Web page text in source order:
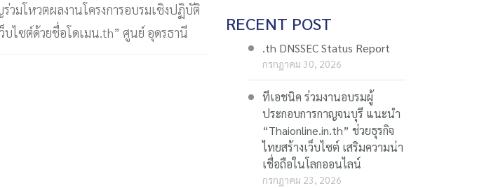
วมโหวตผลงานโครงการอบรมเชิงปฏิบัติ
บไซต์ด้วยชื่อโดเมน.th” ศูนย์ อุดรธานี
RECENT POST
.th DNSSEC Status Report
กรกฎาคม 30, 2026
ทีเอชนิค ร่วมงานอบรมผู้
ประกอบการกาญจนบุรี แนะนำ
“Thaionline.in.th” ช่วยธุรกิจ
ไทยสร้างเว็บไซต์ เสริมความน่า
เชื่อถือในโลกออนไลน์
กรกฎาคม 23, 2026